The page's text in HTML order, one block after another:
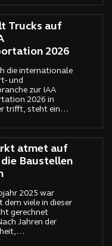
Classic
2026 ein
zwischen
und Zukunft.
Trucks auf
2026
die internationale
und
zur IAA
2026 in
trifft, steht ein
unter
Kosten, hoher
und
die im Alltag
Renault Trucks
gezielt, um
Perspektive
atmet auf
die Baustellen
2025 war
dem viele in dieser
gerechnet
Jahren der